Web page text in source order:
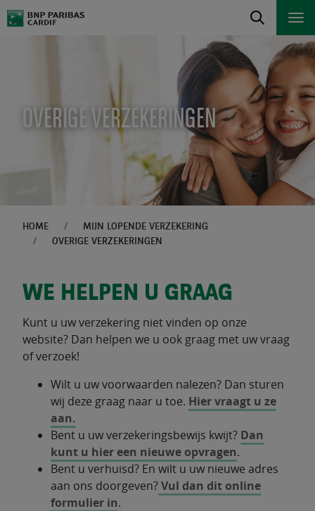
OVERIGE VERZEKERINGEN
HOME
MIJN LOPENDE VERZEKERING
OVERIGE VERZEKERINGEN
WE HELPEN U GRAAG
Kunt u uw verzekering niet vinden op onze
website? Dan helpen we u ook graag met uw vraag
of verzoek!
Wilt u uw voorwaarden nalezen? Dan sturen
wij deze graag naar u toe. Hier vraagt u ze
aan.
Bent u uw verzekeringsbewijs kwijt? Dan
kunt u hier een nieuwe opvragen.
Bent u verhuisd? En wilt u uw nieuwe adres
aan ons doorgeven?Vul dan dit online
formulier in.